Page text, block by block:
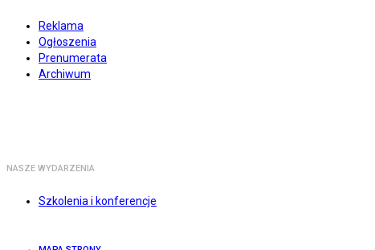
Reklama
Ogłoszenia
Prenumerata
Archiwum
NASZE WYDARZENIA
Szkolenia i konferencje